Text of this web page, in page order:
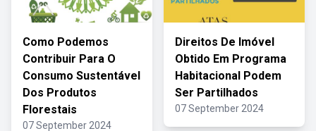
Como Podemos
Contribuir Para O
Consumo Sustentável
Dos Produtos
Florestais
07 September 2024
Direitos De Imóvel
Obtido Em Programa
Habitacional Podem
Ser Partilhados
07 September 2024